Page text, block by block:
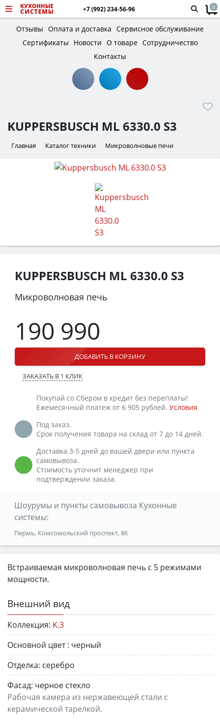
+7 (992) 234-56-96 0
Отзывы Оплата и доставка Сервисное обслуживание
Сертификаты
Новости О товаре Сотрудничество
Контакты
KUPPERSBUSCH ML 6330.0 S3
Главная Каталог техники Микроволновые печи
KUPPERSBUSCH ML 6330.0 S3
Микроволновая печь
190 990
ДОБАВИТЬ В КОРЗИНУ
ЗАКАЗАТЬ В 1 КЛИК
Покупай со Сбером в кредит без переплаты!
Ежемесячный платеж от 6 905 рублей. Условия
Под заказ.
Срок получения товара на склад от 7 до 14 дней.
Доставка 3-5 дней до вашей двери или пункта
самовывоза.
Стоимость уточнит менеджер при
подтверждении заказа.
Шоурумы и пункты самовывоза Кухонные
системы:
Пермь, Комсомольский проспект, 86
Встраиваемая микроволновая печь с 5 режимами
мощности.
Внешний вид
Коллекция: K.3
Основной цвет : черный
Отделка: серебро
Фасад: черное стекло
Рабочая камера из нержавеющей стали с
керамической тарелкой.